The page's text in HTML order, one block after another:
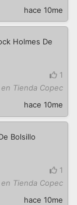
hace 10me
Holmes De
1
en Tienda Copec
hace 10me
Bolsillo
1
en Tienda Copec
hace 10me